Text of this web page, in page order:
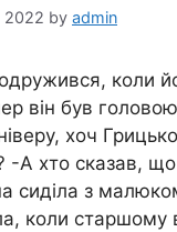
2022 by admin
одружився, коли
він був
хоч
-А хто сказав, що
сиділа з
коли